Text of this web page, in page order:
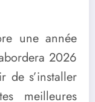
une année
2026
de s’installer
meilleures